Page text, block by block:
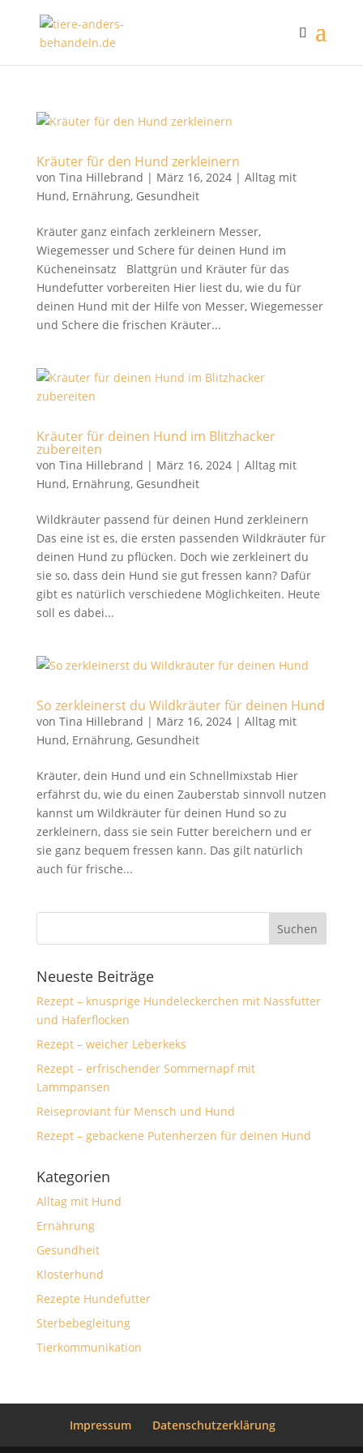
Kräuter für den Hund zerkleinern
von Tina Hillebrand | März 16, 2024| Alltag mit
Hund, Ernährung, Gesundheit
Kräuter ganz einfach zerkleinern Messer,
Wiegemesser und Schere für deinen Hund im
Kücheneinsatz Blattgrün und Kräuter für das
Hundefutter vorbereiten Hier liest du, wie du für
deinen Hund mit der Hilfe von Messer, Wiegemesser
und Schere die frischen Kräuter...
Kräuter für deinen Hund im Blitzhacker
zubereiten
von Tina Hillebrand | März 16, 2024| Alltag mit
Hund, Ernährung, Gesundheit
Wildkräuter passend für deinen Hund zerkleinern
Das eine ist es, die ersten passenden Wildkräuter für
deinen Hund zu pflücken. Doch wie zerkleinert du
sie so, dass dein Hund sie gut fressen kann? Dafür
gibt es natürlich verschiedene Möglichkeiten. Heute
soll es dabei...
So zerkleinerst du Wildkräuter für deinen Hund
von Tina Hillebrand | März 16, 2024| Alltag mit
Hund, Ernährung, Gesundheit
Kräuter, dein Hund und ein Schnellmixstab Hier
erfährst du, wie du einen Zauberstab sinnvoll nutzen
kannst um Wildkräuter für deinen Hund so zu
zerkleinern, dass sie sein Futter bereichern und er
sie ganz bequem fressen kann. Das gilt natürlich
auch für frische...
Neueste Beiträge
Rezept – knusprige Hundeleckerchen mit Nassfutter
und Haferflocken
Rezept – weicher Leberkeks
Rezept – erfrischender Sommernapf mit
Lammpansen
Reiseproviant für Mensch und Hund
Rezept – gebackene Putenherzen für deinen Hund
Kategorien
Alltag mit Hund
Ernährung
Gesundheit
Klosterhund
Rezepte Hundefutter
Sterbebegleitung
Tierkommunikation
Impressum Datenschutzerklärung